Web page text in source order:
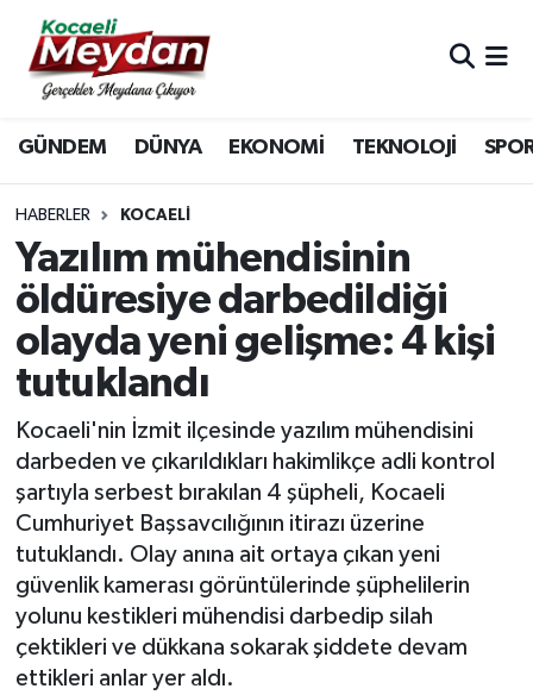
GÜNDEM DÜNYA EKONOMİ TEKNOLOJİ
HABERLER KOCAELI
Yazılım mühendisinin
öldüresiye darbedildiği
olayda yeni gelişme: 4 kişi
tutuklandı
Kocaeli'nin İzmit ilçesinde yazılım mühendisini
darbeden ve çıkarıldıkları hakimlikçe adli kontrol
şartıyla serbest bırakılan 4 şüpheli, Kocaeli
Cumhuriyet Başsavcılığının itirazı üzerine
tutuklandı. Olay anına ait ortaya çıkan yeni
güvenlik kamerası görüntülerinde şüphelilerin
yolunu kestikleri mühendisi darbedip silah
çektikleri ve dükkana sokarak şiddete devam
ettikleri anlar yer aldı.
Nöbetçi Eczaneler
Hava Durumu
Trafik Durumu
Süper Lig Puan Durumu ve Fikstür
Tüm Manşetler
Son Dakika Haberleri
Haber Arşivi